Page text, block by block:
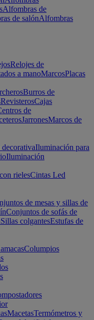
Alfombras de
de salónAlfombras
Relojes de
a manoMarcosPlacas
Burros de
RevisterosCajas
de
JarronesMarcos de
Iluminación para
Iluminación
rielesCintas Led
de mesas y sillas de
Conjuntos de sofás de
Sillas colgantesEstufas de
Columpios
MacetasTermómetros y